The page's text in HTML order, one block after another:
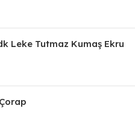
Leke Tutmaz Kumaş Ekru